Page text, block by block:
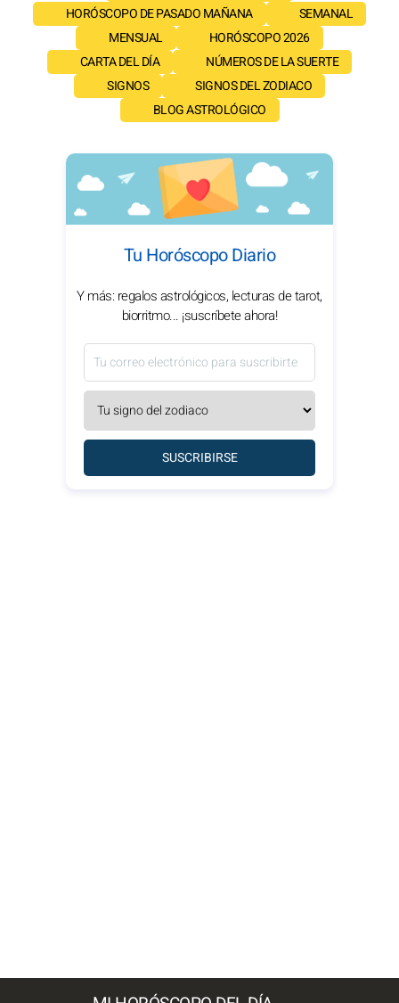
HORÓSCOPO DE PASADO MAÑANA
SEMANAL
MENSUAL
HORÓSCOPO 2026
CARTA DEL DÍA
NÚMEROS DE LA SUERTE
SIGNOS
SIGNOS DEL ZODIACO
BLOG ASTROLÓGICO
Tu Horóscopo Diario
Y más: regalos astrológicos, lecturas de tarot,
biorritmo... ¡suscríbete ahora!
SUSCRIBIRSE